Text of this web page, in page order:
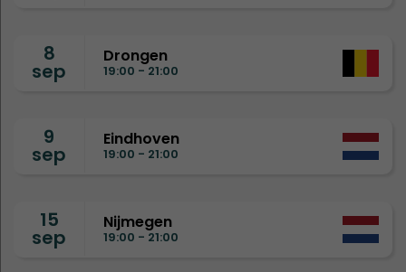
8
sep
Drongen
19:00 - 21:00
9
sep
Eindhoven
19:00 - 21:00
15
sep
Nijmegen
19:00 - 21:00